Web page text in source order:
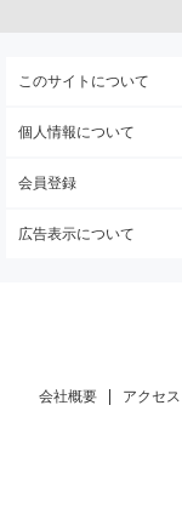
このサイトについて
個人情報について
会員登録
広告表示について
会社概要 アクセス